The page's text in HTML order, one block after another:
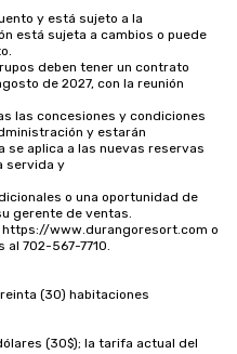
y está sujeto a la
está sujeta a cambios o puede
deben tener un contrato
de 2027, con la reunión
las concesiones y condiciones
y estarán
aplica a las nuevas reservas
servida y
o una oportunidad de
gerente de ventas.
www.durangoresort.com o
702-567-7710.
(30) habitaciones
(30$); la tarifa actual del